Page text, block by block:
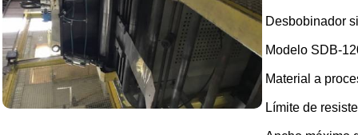
Desbobinador
Modelo SDB-
Material a
Límite de